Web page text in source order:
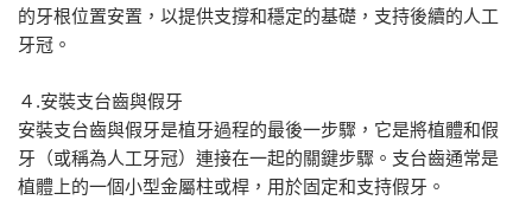
的牙根位置安置，以提供支撐和穩定的基礎，支持後續的人工
牙冠。
４.安裝支台齒與假牙
安裝支台齒與假牙是植牙過程的最後一步驟，它是將植體和假
牙（或稱為人工牙冠）連接在一起的關鍵步驟。支台齒通常是
植體上的一個小型金屬柱或桿，用於固定和支持假牙。